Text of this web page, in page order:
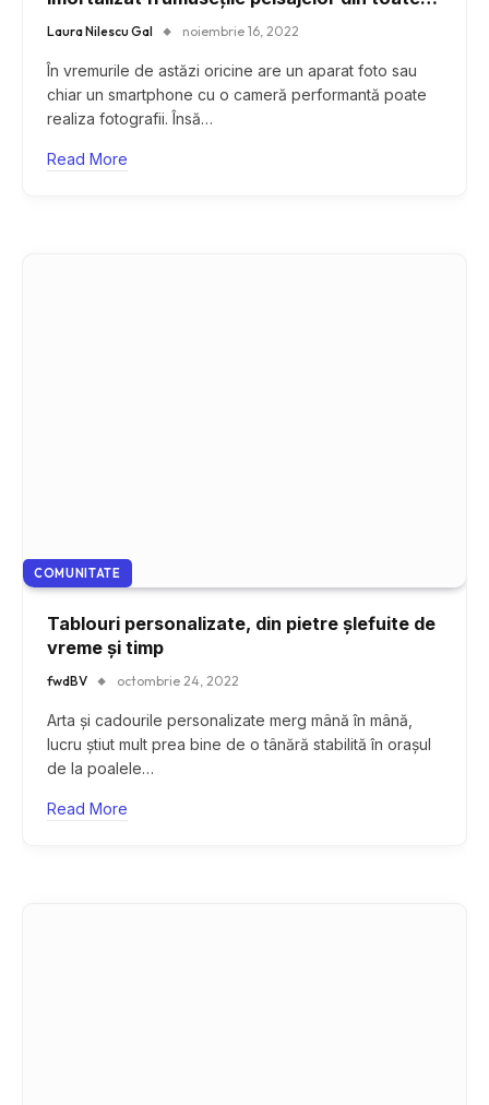
colțurile țării
Laura Nilescu Gal noiembrie 16, 2022
În vremurile de astăzi oricine are un aparat foto sau
chiar un smartphone cu o cameră performantă poate
realiza fotografii. Însă…
Read More
COMUNITATE
Tablouri personalizate, din pietre șlefuite de
vreme și timp
fwdBV octombrie 24, 2022
Arta și cadourile personalizate merg mână în mână,
lucru știut mult prea bine de o tânără stabilită în orașul
de la poalele…
Read More